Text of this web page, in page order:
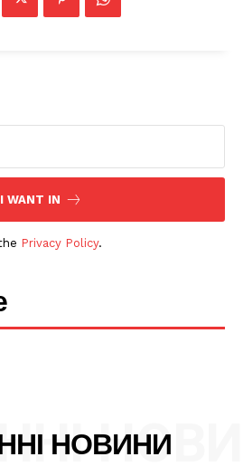
I WANT IN
Privacy Policy.
НОВИНИ